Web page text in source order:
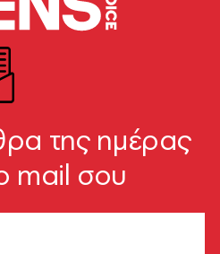
γυναίκες
που
της ημέρας
mail σου